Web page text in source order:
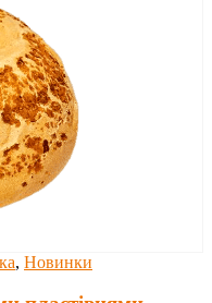
, Новинки